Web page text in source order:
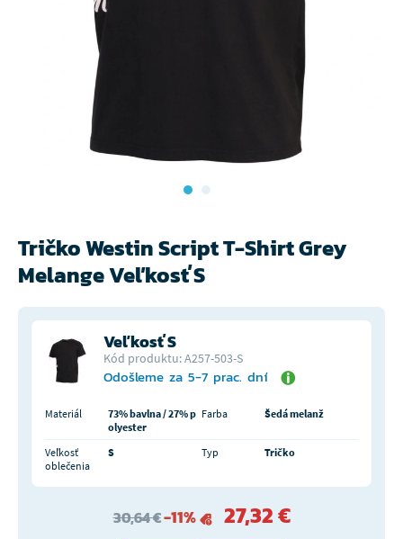
Tričko Westin Script T-Shirt Grey
Melange Veľkosť S
Veľkosť S
Kód produktu: A257-503-S
Odošleme za 5-7 prac. dní
Materiál
73% bavlna / 27% p
olyester
Farba Šedá melanž
Veľkosť
oblečenia
S Typ Tričko
30,64 €-11% 27,32 €